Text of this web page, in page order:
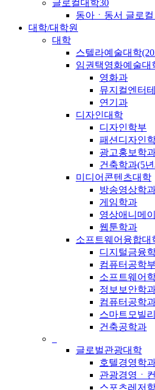
글로컬대학30
동아ㆍ동서 글로
대학/대학원
대학
스텔라예술대학
임권택영화예술대
영화과
뮤지컬엔터
연기과
디자인대학
디자인학부
패션디자인
광고홍보학
건축학과(5
미디어콘텐츠대학
방송영상학
게임학과
영상애니메
웹툰학과
소프트웨어융합대
디지털금융
컴퓨터공학부
소프트웨어
정보보안학
컴퓨터공학
스마트모빌
건축공학과
글로벌관광대학
호텔경영학
관광경영ㆍ
스포츠레저